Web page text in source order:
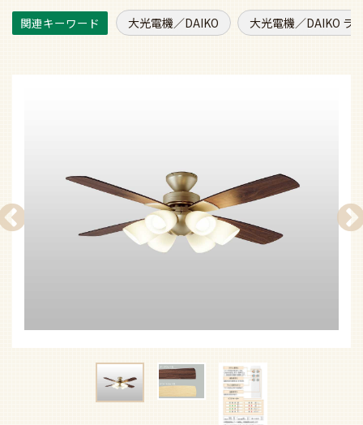
大光電機／DAIKO 大光電機／DAIKO ラ